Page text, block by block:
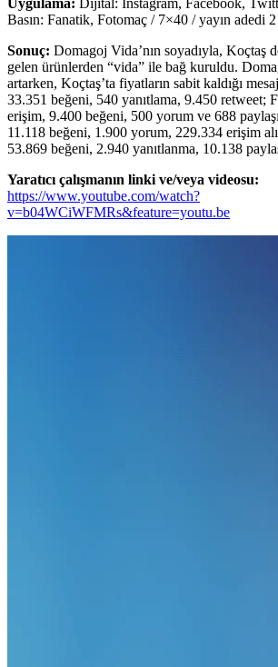
Uygulama: Dijital: Instagram, Facebook,
Basın: Fanatik, Fotomaç / 7×40 / yayın adedi 2
Sonuç: Domagoj Vida’nın soyadıyla, Koçtaş
gelen ürünlerden “vida” ile bağ kuruldu.
artarken, Koçtaş’ta fiyatların sabit kaldığı
33.351 beğeni, 540 yanıtlama, 9.450 retweet;
erişim, 9.400 beğeni, 500 yorum ve 688
11.118 beğeni, 1.900 yorum, 229.334 erişim
53.869 beğeni, 2.940 yanıtlanma, 10.138
Yaratıcı çalışmanın linki ve/veya videosu:
https://www.youtube.com/watch?
v=b04WCiWFMRs&feature=youtu.be